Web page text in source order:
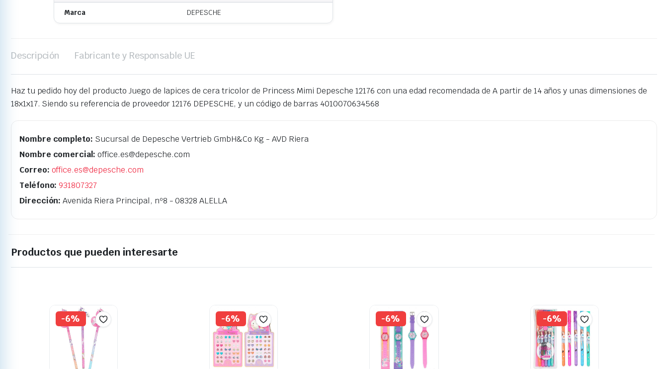
Marca DEPESCHE
Descripción Fabricante y Responsable UE
Haz tu pedido hoy del producto Juego de lapices de cera tricolor de Princess Mimi Depesche 12176 con una edad recomendada de A partir de 14 años y unas dimensiones de
18x1x17. Siendo su referencia de proveedor 12176 DEPESCHE, y un código de barras 4010070634568
Nombre completo: Sucursal de Depesche Vertrieb GmbH&Co Kg - AVD Riera
Nombre comercial: office.es@depesche.com
Correo: office.es@depesche.com
Teléfono: 931807327
Dirección: Avenida Riera Principal, nº8 - 08328 ALELLA
Productos que pueden interesarte
-6% -6% -6% -6%